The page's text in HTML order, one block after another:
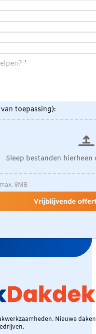
toepassing):
Sleep bestanden
8MB
Vrijblijvende
Nieuwe